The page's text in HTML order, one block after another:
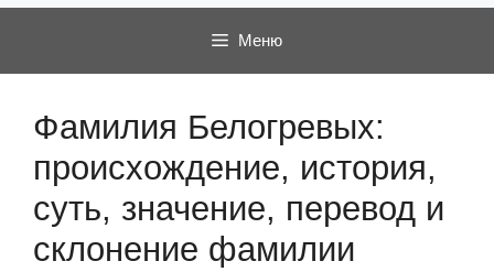
Меню
Фамилия Белогревых:
происхождение, история,
суть, значение, перевод и
склонение фамилии